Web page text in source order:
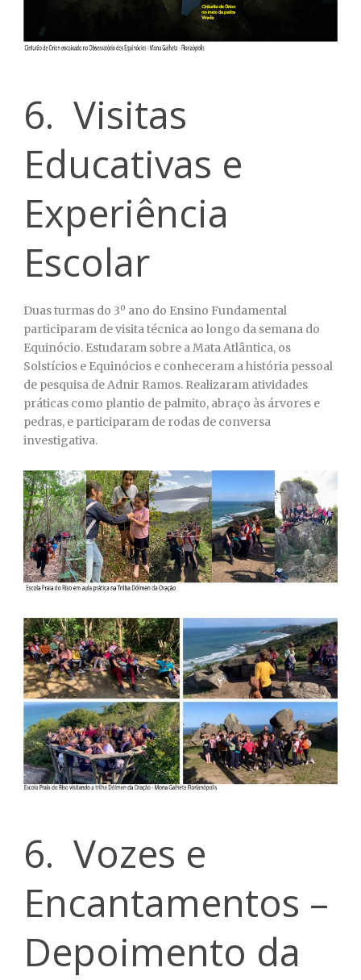
6. Visitas
Educativas e
Experiência
Escolar
Duas turmas do 3º ano do Ensino Fundamental
participaram de visita técnica ao longo da semana do
Equinócio. Estudaram sobre a Mata Atlântica, os
Solstícios e Equinócios e conheceram a história pessoal
de pesquisa de Adnir Ramos. Realizaram atividades
práticas como plantio de palmito, abraço às árvores e
pedras, e participaram de rodas de conversa
investigativa.
6. Vozes e
Encantamentos –
Depoimento da